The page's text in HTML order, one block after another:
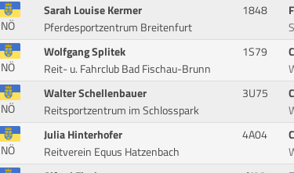
NÖ
Sarah Louise Kermer
Pferdesportzentrum Breitenfurt
1848
NÖ
Wolfgang Splitek
Reit- u. Fahrclub Bad Fischau-Brunn
1S79
NÖ
Walter Schellenbauer
Reitsportzentrum im Schlosspark
3U75
NÖ
Julia Hinterhofer
Reitverein Equus Hatzenbach
4A04